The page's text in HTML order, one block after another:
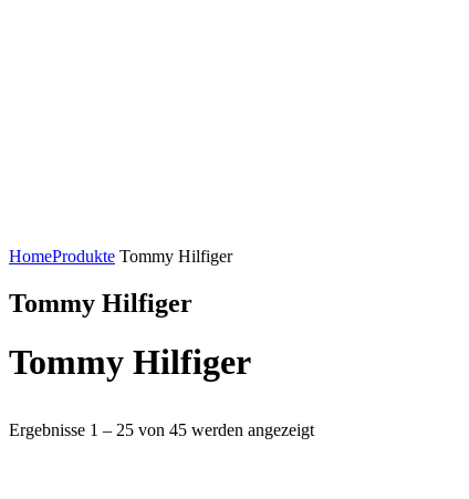
HomeProdukte Tommy Hilfiger
Tommy Hilfiger
Tommy Hilfiger
Ergebnisse 1 – 25 von 45 werden angezeigt